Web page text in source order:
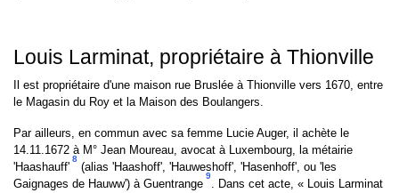
Louis Larminat, propriétaire à Thionville
Il est propriétaire d'une maison rue Bruslée à Thionville vers 1670, entre
le Magasin du Roy et la Maison des Boulangers.
Par ailleurs, en commun avec sa femme Lucie Auger, il achète le
14.11.1672 à M° Jean Moureau, avocat à Luxembourg, la métairie
'Haashauff'
8
(alias 'Haashoff', 'Hauweshoff', 'Hasenhoff', ou 'les
Gaignages de Hauww') à Guentrange
9
. Dans cet acte, « Louis Larminat